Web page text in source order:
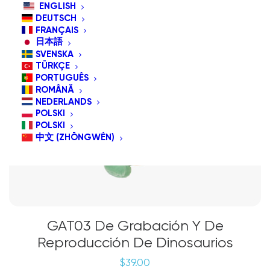
ENGLISH
DEUTSCH
FRANÇAIS
日本語
SVENSKA
TÜRKÇE
PORTUGUÊS
ROMÂNĂ
NEDERLANDS
POLSKI
POLSKI
中文 (ZHŌNGWÉN)
GAT03 De Grabación Y De
Reproducción De Dinosaurios
$39.00